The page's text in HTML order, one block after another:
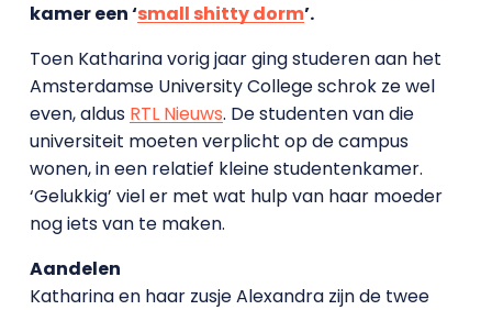
kamer een ‘small shitty dorm’.
Toen Katharina vorig jaar ging studeren aan het
Amsterdamse University College schrok ze wel
even, aldus RTL Nieuws. De studenten van die
universiteit moeten verplicht op de campus
wonen, in een relatief kleine studentenkamer.
‘Gelukkig’ viel er met wat hulp van haar moeder
nog iets van te maken.
Aandelen
Katharina en haar zusje Alexandra zijn de twee